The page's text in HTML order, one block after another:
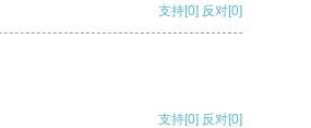
支持[0] 反对[0]
支持[0] 反对[0]